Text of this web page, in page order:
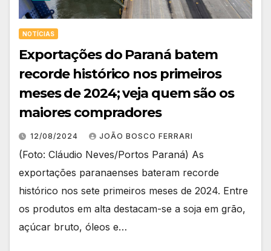
NOTÍCIAS
Exportações do Paraná batem
recorde histórico nos primeiros
meses de 2024; veja quem são os
maiores compradores
12/08/2024 JOÃO BOSCO FERRARI
(Foto: Cláudio Neves/Portos Paraná) As
exportações paranaenses bateram recorde
histórico nos sete primeiros meses de 2024. Entre
os produtos em alta destacam-se a soja em grão,
açúcar bruto, óleos e…